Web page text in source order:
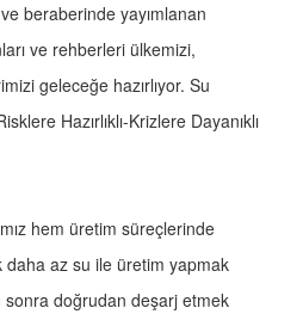
beraberinde yayımlanan
ve rehberleri ülkemizi,
geleceğe hazırlıyor. Su
Hazırlıklı-Krizlere Dayanıklı
hem üretim süreçlerinde
az su ile üretim yapmak
sonra doğrudan deşarj etmek